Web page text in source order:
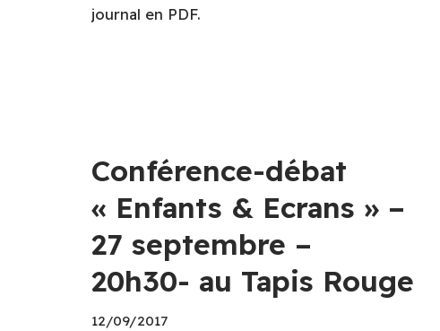
journal en PDF.
Conférence-débat
« Enfants & Ecrans » –
27 septembre –
20h30- au Tapis Rouge
12/09/2017